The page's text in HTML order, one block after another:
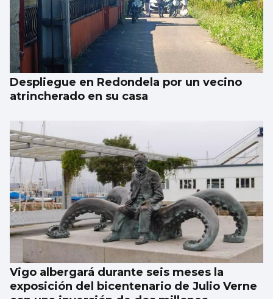
Despliegue en Redondela por un vecino
atrincherado en su casa
Vigo albergará durante seis meses la
exposición del bicentenario de Julio Verne